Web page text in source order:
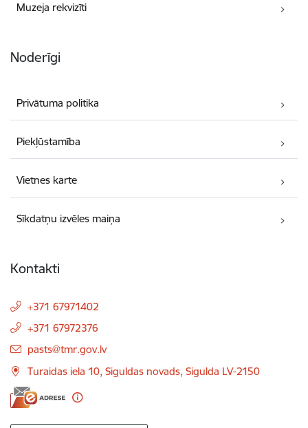
Muzeja rekvizīti
Noderīgi
Privātuma politika
Piekļūstamība
Vietnes karte
Sīkdatņu izvēles maiņa
Kontakti
+371 67971402
+371 67972376
E-pasts:
pasts@tmr.gov.lv
Turaidas iela 10, Siguldas novads, Sigulda LV-2150